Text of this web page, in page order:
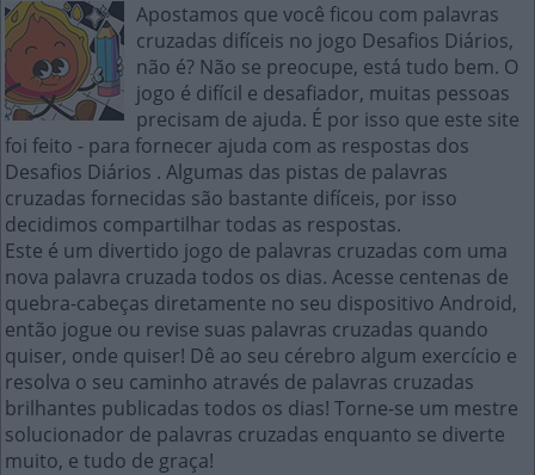
Apostamos que você ficou com palavras
cruzadas difíceis no jogo Desafios Diários,
não é? Não se preocupe, está tudo bem. O
jogo é difícil e desafiador, muitas pessoas
precisam de ajuda. É por isso que este site
foi feito - para fornecer ajuda com as respostas dos
Desafios Diários . Algumas das pistas de palavras
cruzadas fornecidas são bastante difíceis, por isso
decidimos compartilhar todas as respostas.
Este é um divertido jogo de palavras cruzadas com uma
nova palavra cruzada todos os dias. Acesse centenas de
quebra-cabeças diretamente no seu dispositivo Android,
então jogue ou revise suas palavras cruzadas quando
quiser, onde quiser! Dê ao seu cérebro algum exercício e
resolva o seu caminho através de palavras cruzadas
brilhantes publicadas todos os dias! Torne-se um mestre
solucionador de palavras cruzadas enquanto se diverte
muito, e tudo de graça!